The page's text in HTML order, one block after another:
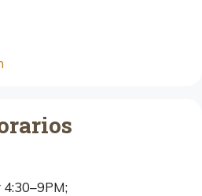
4:30–9PM;